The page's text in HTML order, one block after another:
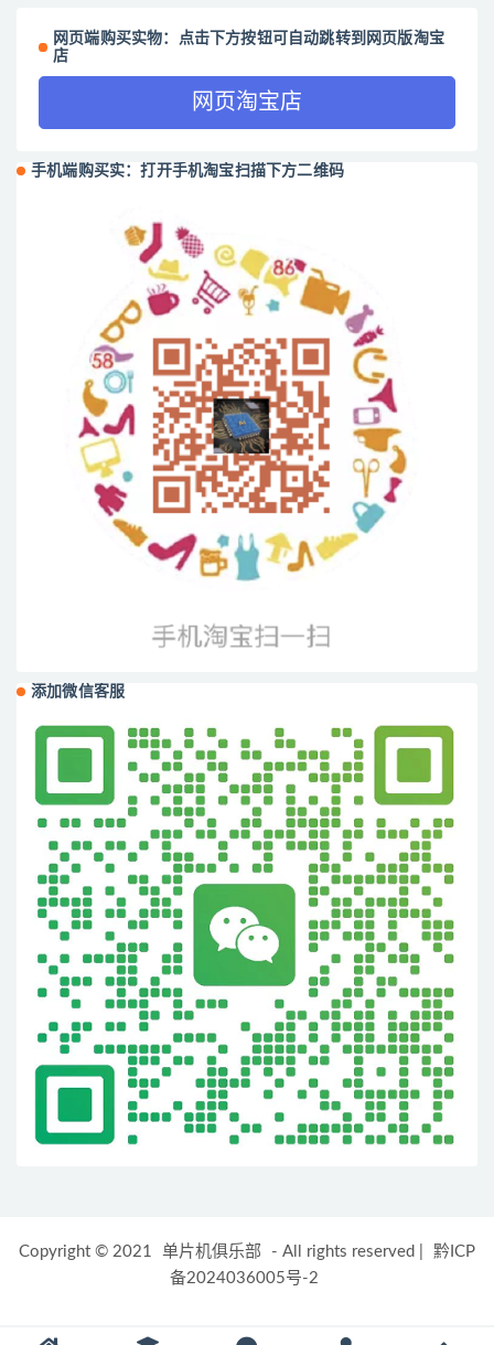
网页端购买实物：点击下方按钮可自动跳转到网页版淘宝
店
网页淘宝店
手机端购买实：打开手机淘宝扫描下方二维码
添加微信客服
Copyright © 2021 单片机俱乐部 - All rights reserved
黔ICP
备2024036005号-2